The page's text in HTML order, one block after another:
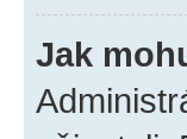
Jak